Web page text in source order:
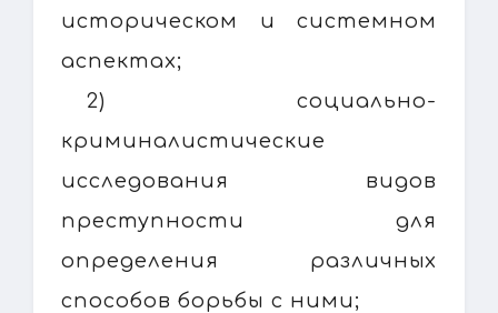
историческом и системном
аспектах;
2) социально-
криминалистические
исследования видов
преступности для
определения различных
способов борьбы с ними;